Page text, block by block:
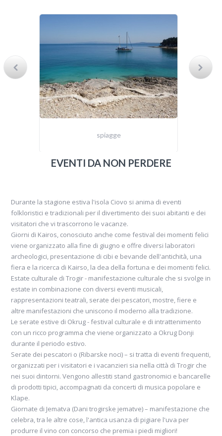
spiagge
EVENTI DA NON PERDERE
Durante la stagione estiva l'isola Ciovo si anima di eventi
folkloristici e tradizionali per il divertimento dei suoi abitanti e dei
visitatori che vi trascorrono le vacanze.
Giorni di Kairos, conosciuto anche come festival dei momenti felici
viene organizzato alla fine di giugno e offre diversi laboratori
archeologici, presentazione di cibi e bevande dell'antichità, una
fiera e la ricerca di Kairso, la dea della fortuna e dei momenti felici.
Estate culturale di Trogir - manifestazione culturale che si svolge in
estate in combinazione con diversi eventi musicali,
rappresentazioni teatrali, serate dei pescatori, mostre, fiere e
altre manifestazioni che uniscono il moderno alla tradizione.
Le serate estive di Okrug - festival culturale e di intrattenimento
con un ricco programma che viene organizzato a Okrug Donji
durante il periodo estivo.
Serate dei pescatori o (Ribarske noci) – si tratta di eventi frequenti,
organizzati per i visitatori e i vacanzieri sia nella città di Trogir che
nei suoi dintorni. Vengono allestiti stand gastronomici e bancarelle
di prodotti tipici, accompagnati da concerti di musica popolare e
Klape.
Giornate di Jematva (Dani trogirske jematve) – manifestazione che
celebra, tra le altre cose, l'antica usanza di pigiare l'uva per
produrre il vino con concorso che premia i piedi migliori!